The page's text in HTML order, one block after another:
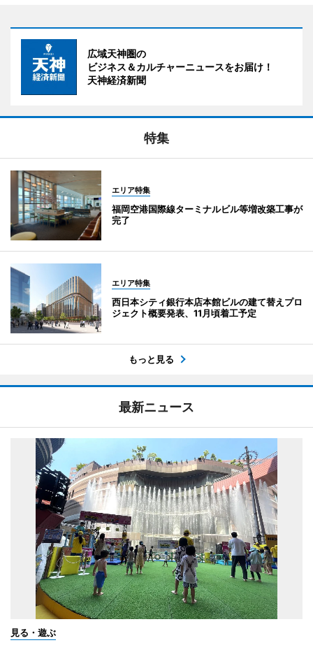
広域天神圏の
ビジネス＆カルチャーニュースをお届け！
天神経済新聞
特集
エリア特集
福岡空港国際線ターミナルビル等増改築工事が
完了
エリア特集
西日本シティ銀行本店本館ビルの建て替えプロ
ジェクト概要発表、11月頃着工予定
もっと見る
最新ニュース
見る・遊ぶ